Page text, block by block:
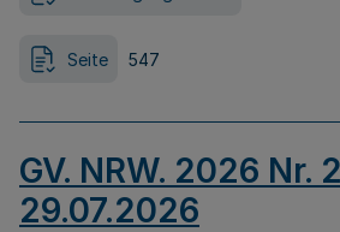
Seite 547
GV. NRW. 2026 Nr.
29.07.2026